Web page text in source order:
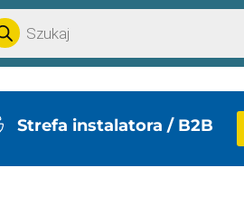
Strefa instalatora / B2B